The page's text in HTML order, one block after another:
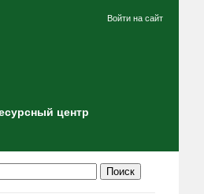
Войти на сайт
центр